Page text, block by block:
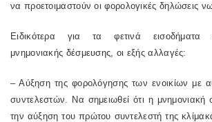
να προετοιμαστούν οι φορολογικές δηλώσεις
Ειδικότερα για τα φετινά εισοδήματα
μνημονιακής δέσμευσης, οι εξής αλλαγές:
– Αύξηση της φορολόγησης των ενοικίων με
συντελεστών. Να σημειωθεί ότι η μνημονιακή
την αύξηση του πρώτου συντελεστή της